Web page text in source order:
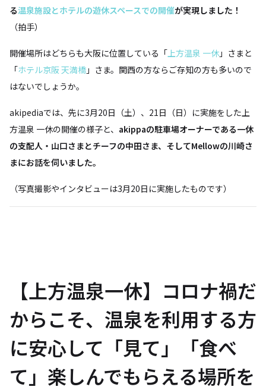
る温泉施設とホテルの遊休スペースでの開催が実現しました！
（拍手）
開催場所はどちらも大阪に位置している「上方温泉 一休」さまと
「ホテル京阪 天満橋 」さま。関西の方ならご存知の方も多いので
はないでしょうか。
akipediaでは、先に3月20日（土）、21日（日）に実施をした上
方温泉 一休の開催の様子と、 akippaの駐車場オーナーである一休
の支配人・山口さまとチーフの中田さま、そしてMellowの川崎さ
まにお話を伺いました。
（写真撮影やインタビューは3月20日に実施したものです）
【上方温泉一休】コロナ禍だ
からこそ、温泉を利用する方
に安心して「見て」「食べ
て」楽しんでもらえる場所を